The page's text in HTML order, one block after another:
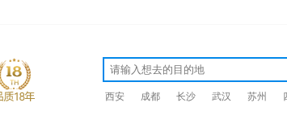
西安 成都 长沙 武汉 苏州